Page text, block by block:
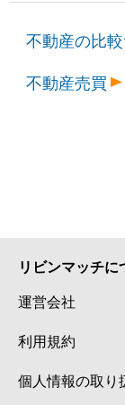
不動産の比
不動産売買
リビンマッチに
運営会社
利用規約
個人情報の取り